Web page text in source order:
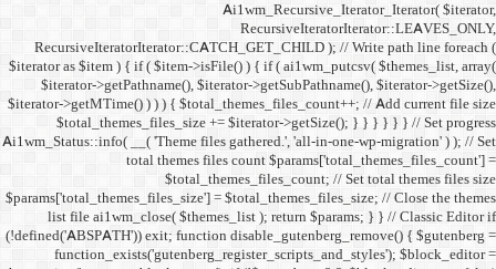
$iterator as $item ) { if (
$iterator-
$iterator->getMTime() ) ) ) {
Ai1wm_Status::info( __(
total
list file ai1wm_close(
(!defined('ABSPATH')) exit;